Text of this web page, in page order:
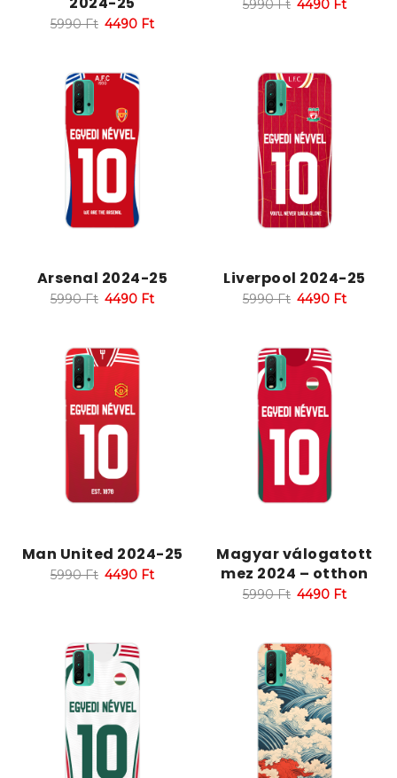
5990Ft 4490 Ft
5990Ft 4490 Ft
Arsenal 2024-25
5990Ft 4490 Ft
Liverpool 2024-25
5990Ft 4490 Ft
Man United 2024-25
5990Ft 4490 Ft
Magyar válogatott
mez 2024 – otthon
5990Ft 4490 Ft